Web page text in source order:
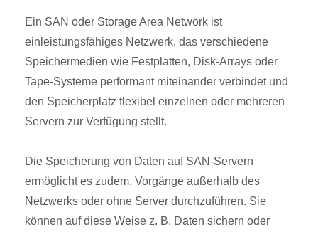
Ein SAN oder Storage Area Network ist
einleistungsfähiges Netzwerk, das verschiedene
Speichermedien wie Festplatten, Disk-Arrays oder
Tape-Systeme performant miteinander verbindet und
den Speicherplatz flexibel einzelnen oder mehreren
Servern zur Verfügung stellt.
Die Speicherung von Daten auf SAN-Servern
ermöglicht es zudem, Vorgänge außerhalb des
Netzwerks oder ohne Server durchzuführen. Sie
können auf diese Weise z. B. Daten sichern oder